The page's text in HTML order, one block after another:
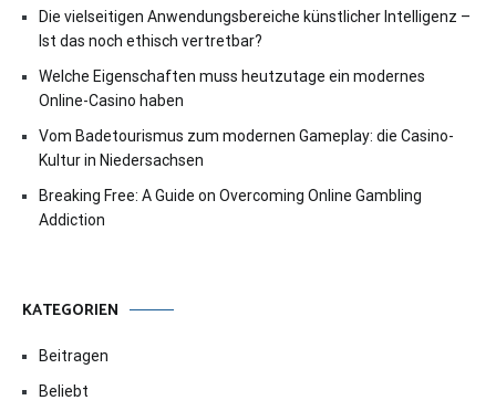
Die vielseitigen Anwendungsbereiche künstlicher Intelligenz –
Ist das noch ethisch vertretbar?
Welche Eigenschaften muss heutzutage ein modernes
Online-Casino haben
Vom Badetourismus zum modernen Gameplay: die Casino-
Kultur in Niedersachsen
Breaking Free: A Guide on Overcoming Online Gambling
Addiction
KATEGORIEN
Beitragen
Beliebt